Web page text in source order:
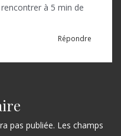
rencontrer à 5 min de
Répondre
pas publiée. Les champs